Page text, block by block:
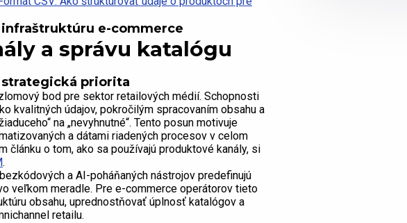
e-commerce
a správu katalógu
priorita
bod pre sektor retailových médií. Schopnosti
kvalitných údajov, pokročilým spracovaním obsahu a
na „nevyhnutné“. Tento posun motivuje
a dátami riadených procesov v celom
o tom, ako sa používajú produktové kanály, si
.
a AI-poháňaných nástrojov predefinujú
veľkom meradle. Pre e-commerce operátorov tieto
obsahu, uprednostňovať úplnosť katalógov a
retailu.